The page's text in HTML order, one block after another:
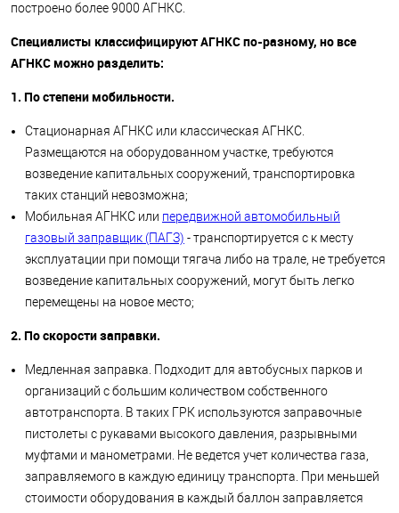
построено более 9000 АГНКС.
Специалисты классифицируют АГНКС по-разному, но все
АГНКС можно разделить:
1. По степени мобильности.
Стационарная АГНКС или классическая АГНКС.
Размещаются на оборудованном участке, требуются
возведение капитальных сооружений, транспортировка
таких станций невозможна;
Мобильная АГНКС или передвижной автомобильный
газовый заправщик (ПАГЗ) - транспортируется с к месту
эксплуатации при помощи тягача либо на трале, не требуется
возведение капитальных сооружений, могут быть легко
перемещены на новое место;
2. По скорости заправки.
Медленная заправка. Подходит для автобусных парков и
организаций с большим количеством собственного
автотранспорта. В таких ГРК используются заправочные
пистолеты с рукавами высокого давления, разрывными
муфтами и манометрами. Не ведется учет количества газа,
заправляемого в каждую единицу транспорта. При меньшей
стоимости оборудования в каждый баллон заправляется